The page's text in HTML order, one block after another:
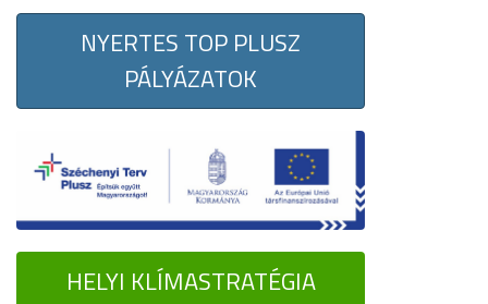
NYERTES TOP PLUSZ
PÁLYÁZATOK
HELYI KLÍMASTRATÉGIA